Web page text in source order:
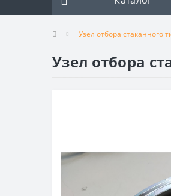
Узел отбора стаканного
Узел отбора